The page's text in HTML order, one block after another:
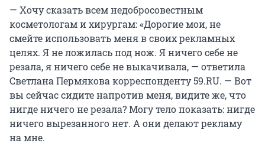
— Хочу сказать всем недобросовестным
косметологам и хирургам: «Дорогие мои, не
смейте использовать меня в своих рекламных
целях. Я не ложилась под нож. Я ничего себе не
резала, я ничего себе не выкачивала, — ответила
Светлана Пермякова корреспонденту 59.RU. — Вот
вы сейчас сидите напротив меня, видите же, что
нигде ничего не резала? Могу тело показать: нигде
ничего вырезанного нет. А они делают рекламу
на мне.